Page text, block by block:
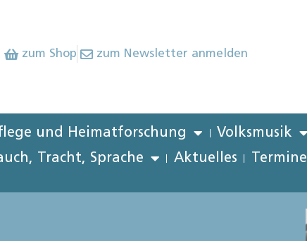
zum Shop zum Newsletter anmelden
und Heimatforschung Volksmusik
Tracht, Sprache
Aktuelles Termine